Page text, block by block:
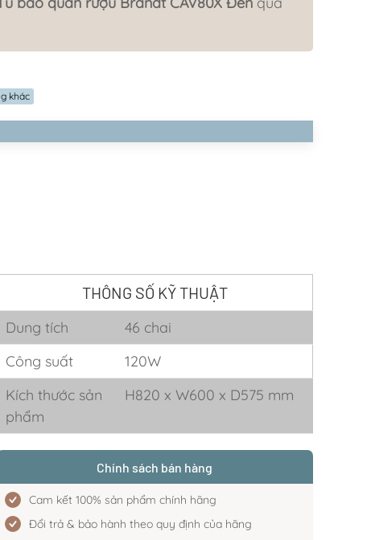
khác
THÔNG SỐ KỸ THUẬT
Dung tích
46 chai
Công suất
120W
Kích thước sản
phẩm
H820 x W600 x D575 mm
Chính sách bán hàng
Cam kết 100% sản phẩm chính hãng
Đổi trả & bảo hành theo quy định của hãng